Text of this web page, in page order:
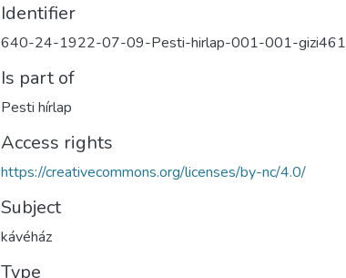
Identifier
640-24-1922-07-09-Pesti-hirlap-001-001-gizi461
Is part of
Pesti hírlap
Access rights
https://creativecommons.org/licenses/by-nc/4.0/
Subject
kávéház
Type